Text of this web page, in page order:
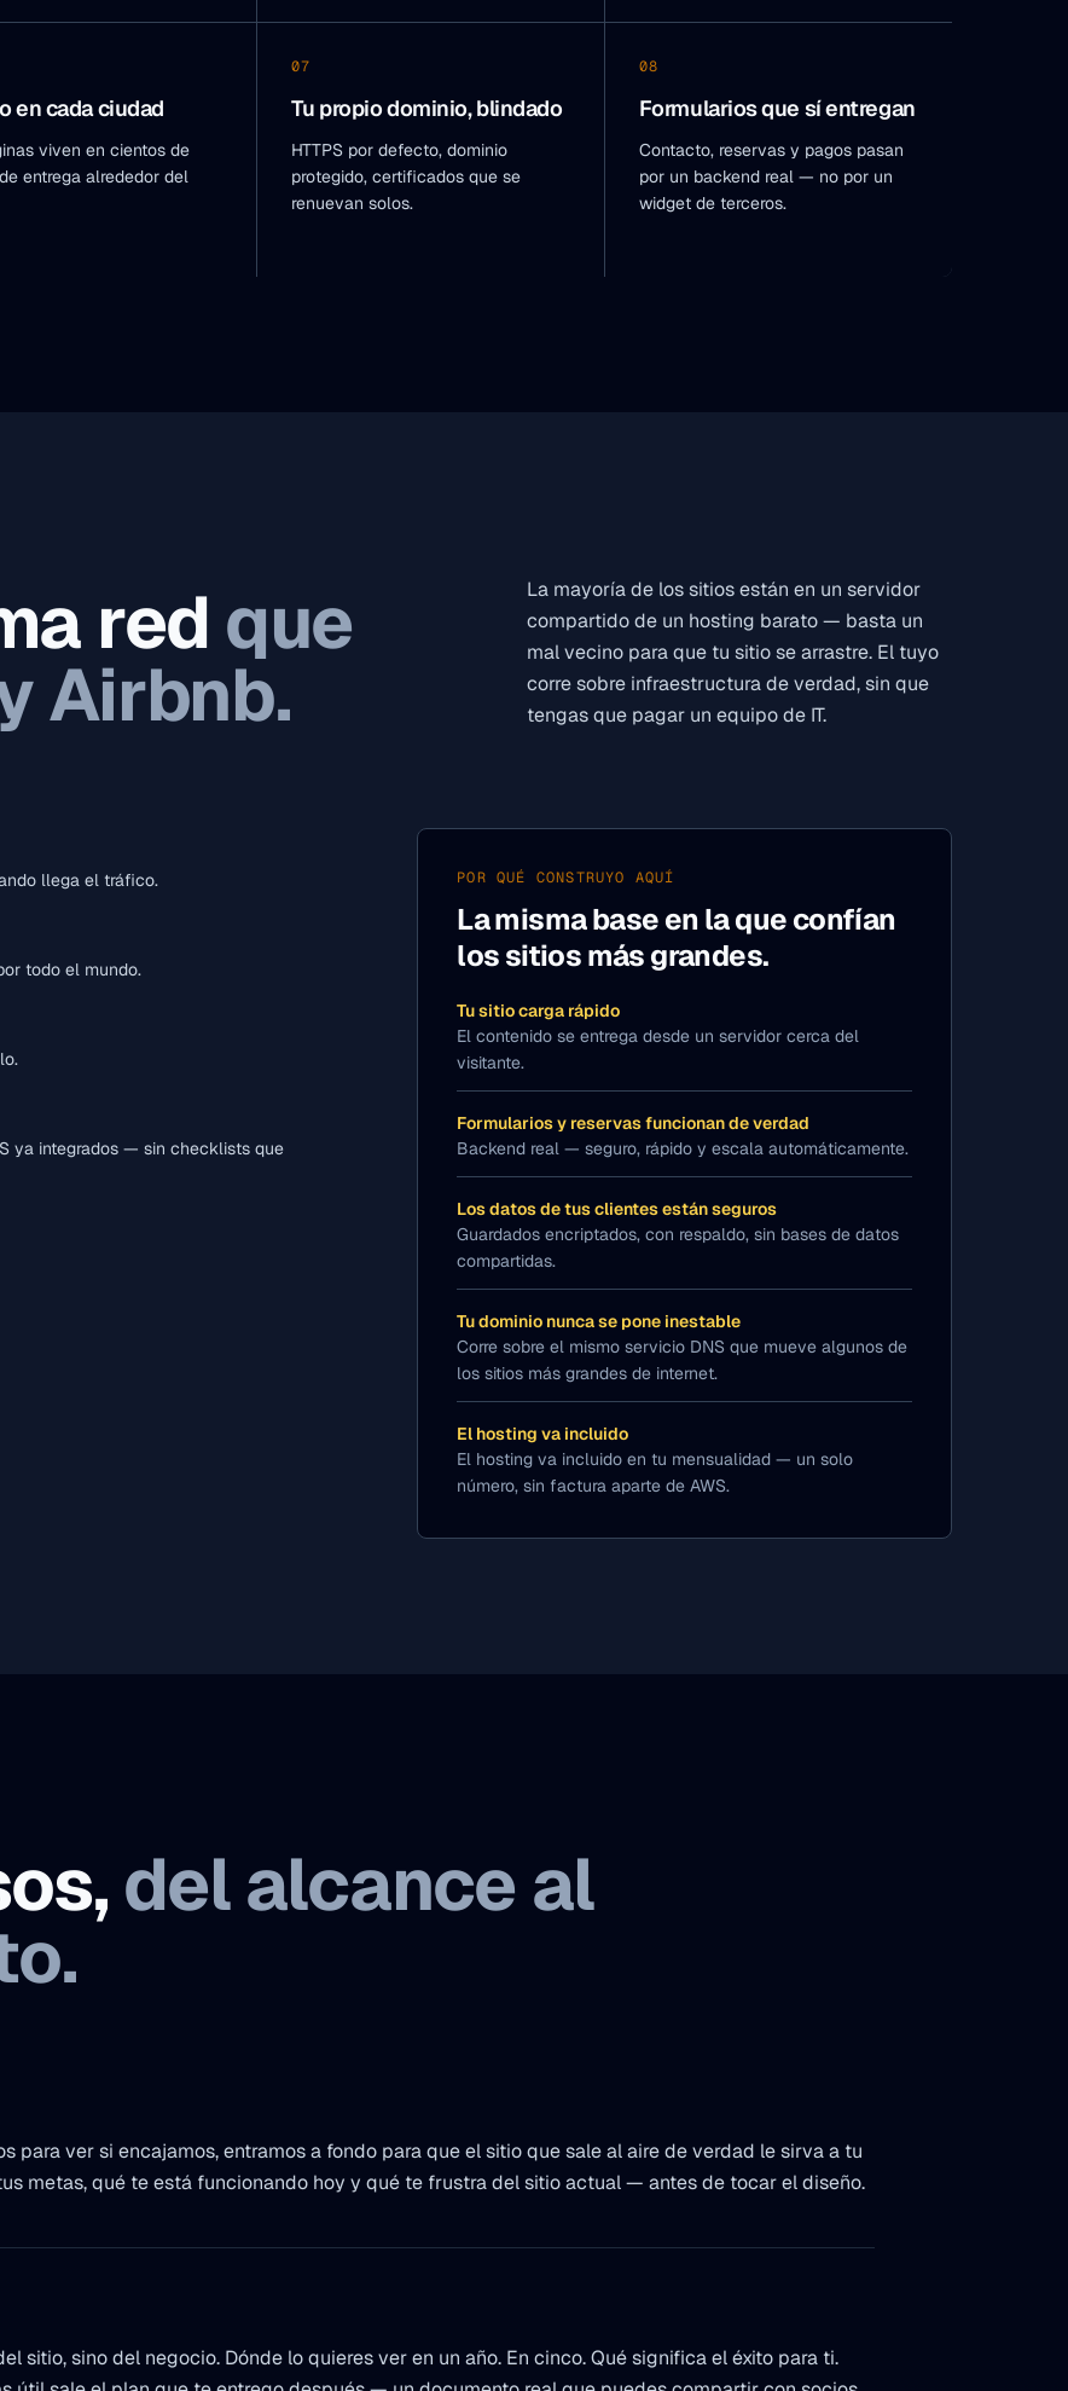
en cada ciudad
viven en cientos de
entrega alrededor del
07
Tu propio dominio, blindado
HTTPS por defecto, dominio
protegido, certificados que se
renuevan solos.
08
Formularios que sí entregan
Contacto, reservas y pagos pasan
por un backend real — no por un
widget de terceros.
red que
Airbnb.
La mayoría de los sitios están en un servidor
compartido de un hosting barato — basta un
mal vecino para que tu sitio se arrastre. El tuyo
corre sobre infraestructura de verdad, sin que
tengas que pagar un equipo de IT.
llega el tráfico.
todo el mundo.
ya integrados — sin checklists que
POR QUÉ CONSTRUYO AQUÍ
La misma base en la que confían
los sitios más grandes.
Tu sitio carga rápido
El contenido se entrega desde un servidor cerca del
visitante.
Formularios y reservas funcionan de verdad
Backend real — seguro, rápido y escala automáticamente.
Los datos de tus clientes están seguros
Guardados encriptados, con respaldo, sin bases de datos
compartidas.
Tu dominio nunca se pone inestable
Corre sobre el mismo servicio DNS que mueve algunos de
los sitios más grandes de internet.
El hosting va incluido
El hosting va incluido en tu mensualidad — un solo
número, sin factura aparte de AWS.
del alcance al
para ver si encajamos, entramos a fondo para que el sitio que sale al aire de verdad le sirva a tu
metas, qué te está funcionando hoy y qué te frustra del sitio actual — antes de tocar el diseño.
sitio, sino del negocio. Dónde lo quieres ver en un año. En cinco. Qué significa el éxito para ti.